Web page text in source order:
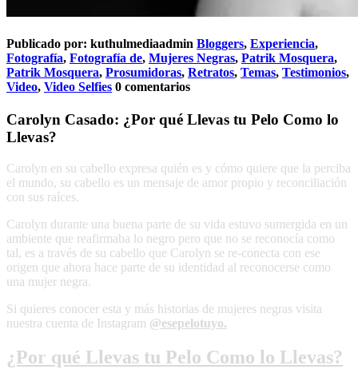
Publicado por: kuthulmediaadmin Bloggers, Experiencia,
Fotografía, Fotografía de, Mujeres Negras, Patrik Mosquera,
Patrik Mosquera, Prosumidoras, Retratos, Temas, Testimonios,
Video, Video Selfies 0 comentarios
Carolyn Casado: ¿Por qué Llevas tu Pelo Como lo
Llevas?
Carolyn en su cabello expresa quién es y cómo quiere que la perciba
el mundo, su cabello es un mensaje de amor propio y reconciliación
con sus raíces.
Carolyn durante una buena parte de su vida estuvo sumergida en un
ambiente que reafirmaba lo negro pero que no se reconocía como
tal, es a través de su cabello que Carolyn se re-conecta con ese
origen que ahora hace parte de su identidad al reconocerse como
una mujer negra.
Si quieres conocer esta y más historias de mujeres negras visita
nuestra cuenta de Instagram @esepelotuyo.
¿Por qué Llevas tu Pelo Como lo Llevas?